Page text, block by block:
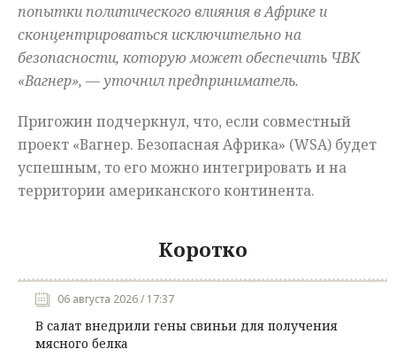
попытки политического влияния в Африке и
сконцентрироваться исключительно на
безопасности, которую может обеспечить ЧВК
«Вагнер», — уточнил предприниматель.
Пригожин подчеркнул, что, если совместный
проект «Вагнер. Безопасная Африка» (WSA) будет
успешным, то его можно интегрировать и на
территории американского континента.
Коротко
06 августа 2026 / 17:37
В салат внедрили гены свиньи для получения
мясного белка